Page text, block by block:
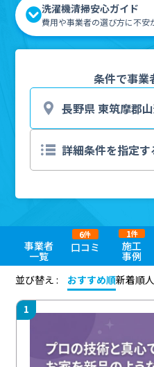
洗濯機清掃安心ガイド
費用や事業者の選び方に不安
条件で事業
事業者
一覧
口コミ
6件
施工
事例
1件
並び替え :
おすすめ順新着順
1